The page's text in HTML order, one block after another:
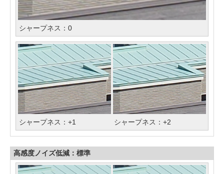
シャープネス：0
シャープネス：+1 シャープネス：+2
高感度ノイズ低減：標準